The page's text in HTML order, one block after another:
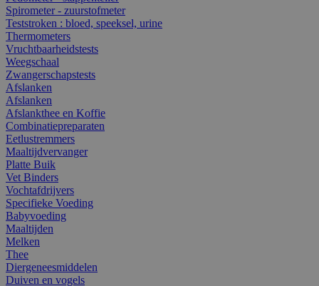
Spirometer - zuurstofmeter
Teststroken : bloed, speeksel, urine
Thermometers
Vruchtbaarheidstests
Weegschaal
Zwangerschapstests
Afslanken
Afslanken
Afslankthee en Koffie
Combinatiepreparaten
Eetlustremmers
Maaltijdvervanger
Platte Buik
Vet Binders
Vochtafdrijvers
Specifieke Voeding
Babyvoeding
Maaltijden
Melken
Thee
Diergeneesmiddelen
Duiven en vogels